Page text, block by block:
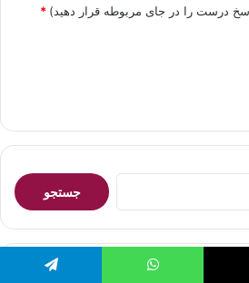
درست را در جای مربوطه قرار دهید) *
جستجو
برای: